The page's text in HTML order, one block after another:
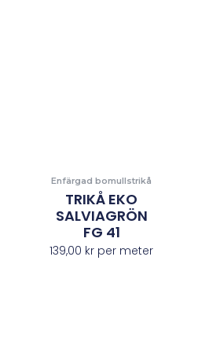
Enfärgad bomullstrikå
TRIKÅ EKO
SALVIAGRÖN
FG 41
139,00 kr per meter